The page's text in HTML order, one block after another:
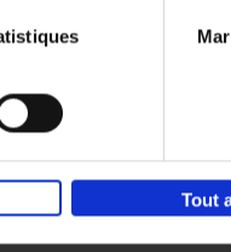
Tout
Change at Life’s Tipping